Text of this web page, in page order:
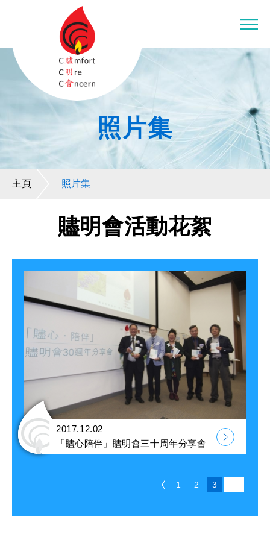
照片集
主頁 照片集
贐明會活動花絮
2017.12.02
「贐心陪伴」贐明會三十周年分享會
1 2 3